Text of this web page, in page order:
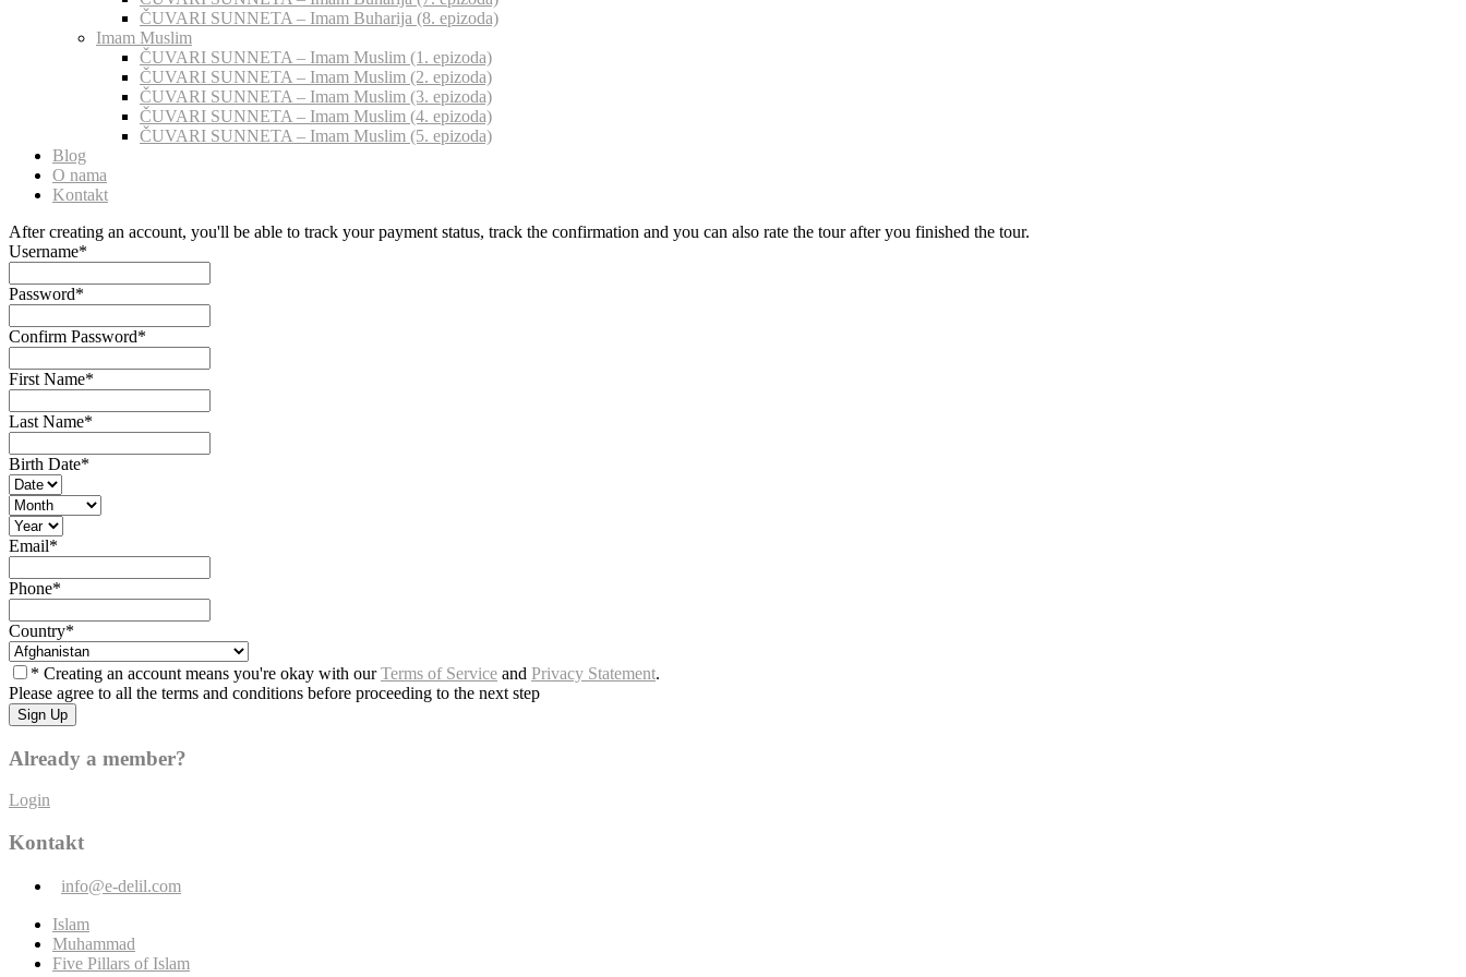
ČUVARI SUNNETA – Imam Buharija (8. epizoda)
Imam Muslim
ČUVARI SUNNETA – Imam Muslim (1. epizoda)
ČUVARI SUNNETA – Imam Muslim (2. epizoda)
ČUVARI SUNNETA – Imam Muslim (3. epizoda)
ČUVARI SUNNETA – Imam Muslim (4. epizoda)
ČUVARI SUNNETA – Imam Muslim (5. epizoda)
Blog
O nama
Kontakt
After creating an account, you'll be able to track your payment status, track the confirmation and you can also rate the tour after you finished the tour.
Username*
Password*
Confirm Password*
First Name*
Last Name*
Birth Date*
Email*
Phone*
Country*
* Creating an account means you're okay with ourTerms of Service and Privacy Statement.
Please agree to all the terms and conditions before proceeding to the next step
Already a member?
Login
Kontakt
info@e-delil.com
Islam
Muhammad
Five Pillars of Islam